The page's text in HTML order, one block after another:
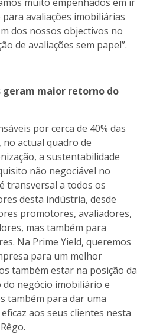
avaliações imobiliárias
dos nossos objectivos no
de avaliações sem papel”.
geram maior retorno do
por cerca de 40% das
no actual quadro de
a sustentabilidade
não negociável no
transversal a todos os
desta indústria, desde
promotores, avaliadores,
mas também para
Na Prime Yield, queremos
para um melhor
também estar na posição da
negócio imobiliário e
também para dar uma
aos seus clientes nesta